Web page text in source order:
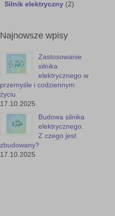
Silnik elektryczny (2)
Najnowsze wpisy
Zastosowanie
silnika
elektrycznego w
przemyśle i codziennym
życiu
17.10.2025
Budowa silnika
elektrycznego.
Z czego jest
zbudowany?
17.10.2025